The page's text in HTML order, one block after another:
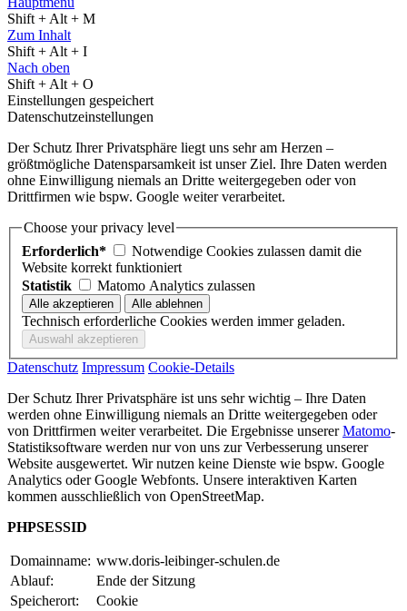
Shift + Alt + M
Zum Inhalt
Shift + Alt + I
Nach oben
Shift + Alt + O
Einstellungen gespeichert
Datenschutzeinstellungen
Der Schutz Ihrer Privatsphäre liegt uns sehr am Herzen –
größtmögliche Datensparsamkeit ist unser Ziel. Ihre Daten werden
ohne Einwilligung niemals an Dritte weitergegeben oder von
Drittfirmen wie bspw. Google weiter verarbeitet.
Choose your privacy level
Erforderlich*
Notwendige Cookies zulassen damit die
Website korrekt funktioniert
Statistik
Matomo Analytics zulassen
Technisch erforderliche Cookies werden immer geladen.
Datenschutz Impressum Cookie-Details
Der Schutz Ihrer Privatsphäre ist uns sehr wichtig – Ihre Daten
werden ohne Einwilligung niemals an Dritte weitergegeben oder
von Drittfirmen weiter verarbeitet. Die Ergebnisse unsererMatomo-
Statistiksoftware werden nur von uns zur Verbesserung unserer
Website ausgewertet. Wir nutzen keine Dienste wie bspw. Google
Analytics oder Google Webfonts. Unsere interaktiven Karten
kommen ausschließlich von OpenStreetMap.
PHPSESSID
Domainname: www.doris-leibinger-schulen.de
Ablauf:
Ende der Sitzung
Speicherort:
Cookie